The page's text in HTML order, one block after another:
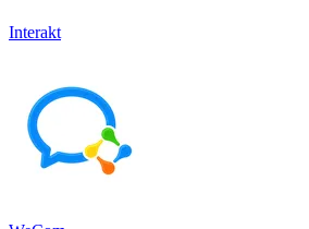
Interakt